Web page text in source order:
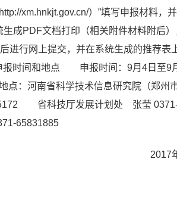
xm.hnkjt.gov.cn/）”填写申报材料，
生成PDF文档打印（相关附件材料附后
进行网上提交，并在系统生成的推荐表
报时间和地点
申报时间：9月4日至9
点：河南省科学技术信息研究院（郑州
省科技厅发展计划处 张莹
65831885
2017